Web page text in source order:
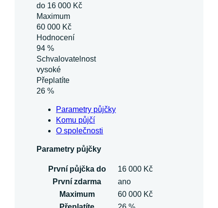
do 16 000 Kč
Maximum
60 000 Kč
Hodnocení
94 %
Schvalovatelnost
vysoké
Přeplatíte
26 %
Parametry půjčky
Komu půjčí
O společnosti
Parametry půjčky
První půjčka do
16 000 Kč
První zdarma
ano
Maximum
60 000 Kč